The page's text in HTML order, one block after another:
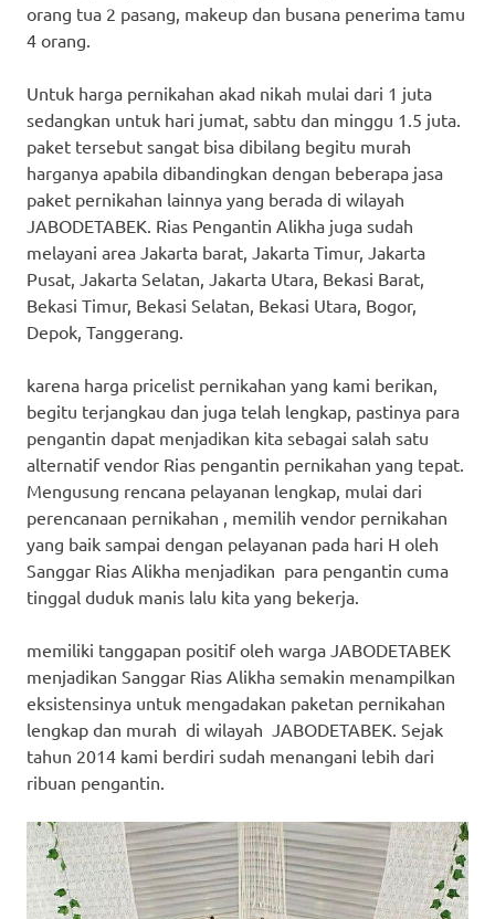
orang tua 2 pasang, makeup dan busana penerima tamu
4 orang.
Untuk harga pernikahan akad nikah mulai dari 1 juta
sedangkan untuk hari jumat, sabtu dan minggu 1.5 juta.
paket tersebut sangat bisa dibilang begitu murah
harganya apabila dibandingkan dengan beberapa jasa
paket pernikahan lainnya yang berada di wilayah
JABODETABEK. Rias Pengantin Alikha juga sudah
melayani area Jakarta barat, Jakarta Timur, Jakarta
Pusat, Jakarta Selatan, Jakarta Utara, Bekasi Barat,
Bekasi Timur, Bekasi Selatan, Bekasi Utara, Bogor,
Depok, Tanggerang.
karena harga pricelist pernikahan yang kami berikan,
begitu terjangkau dan juga telah lengkap, pastinya para
pengantin dapat menjadikan kita sebagai salah satu
alternatif vendor Rias pengantin pernikahan yang tepat.
Mengusung rencana pelayanan lengkap, mulai dari
perencanaan pernikahan , memilih vendor pernikahan
yang baik sampai dengan pelayanan pada hari H oleh
Sanggar Rias Alikha menjadikan para pengantin cuma
tinggal duduk manis lalu kita yang bekerja.
memiliki tanggapan positif oleh warga JABODETABEK
menjadikan Sanggar Rias Alikha semakin menampilkan
eksistensinya untuk mengadakan paketan pernikahan
lengkap dan murah di wilayah JABODETABEK. Sejak
tahun 2014 kami berdiri sudah menangani lebih dari
ribuan pengantin.